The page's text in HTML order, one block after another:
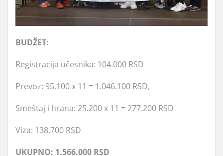
BUDŽET:
Registracija učesnika: 104.000 RSD
Prevoz: 95.100 x 11 = 1.046.100 RSD,
Smeštaj i hrana: 25.200 x 11 = 277.200 RSD
Viza: 138.700 RSD
UKUPNO: 1.566.000 RSD